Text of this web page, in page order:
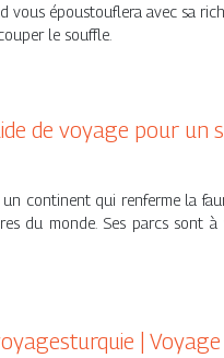
vous époustouflera avec sa
le souffle.
de voyage pour un
un continent qui renferme la
du monde. Ses parcs sont
| Voyage